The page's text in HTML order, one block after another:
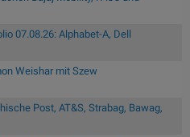
07.08.26: Alphabet-A, Dell
Weishar mit Szew
Post, AT&S, Strabag, Bawag,